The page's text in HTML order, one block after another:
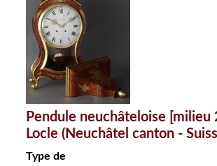
Pendule neuchâteloise [milieu
Locle (Neuchâtel canton -
Type de